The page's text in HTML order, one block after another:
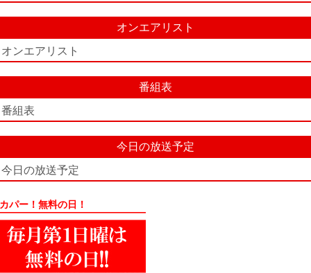
オンエアリスト
オンエアリスト
番組表
番組表
今日の放送予定
今日の放送予定
パー！無料の日！